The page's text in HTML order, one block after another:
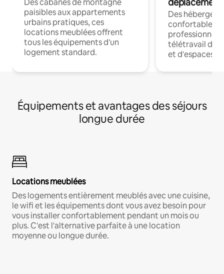
Des cabanes de montagne
paisibles aux appartements
urbains pratiques, ces
locations meublées offrent
tous les équipements d'un
logement standard.
Des
confortables
professionnels
télétravail
et d'espaces
Équipements et avantages des séjours
longue durée
Locations meublées
Des logements entièrement meublés avec une cuisine,
le wifi et les équipements dont vous avez besoin pour
vous installer confortablement pendant un mois ou
plus. C'est l'alternative parfaite à une location
moyenne ou longue durée.